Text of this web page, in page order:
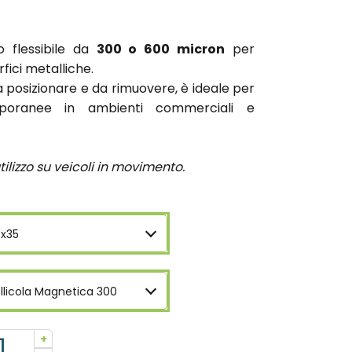
flessibile da 300 o 600 micron per
metalliche.
posizionare e da rimuovere, è ideale per
in ambienti commerciali e
su veicoli in movimento.
Magnetica 300
+